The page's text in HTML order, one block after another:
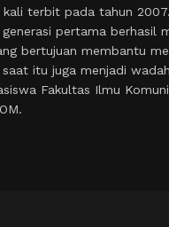
terbit pada tahun
pertama berhasil
bertujuan membantu
itu juga menjadi
Fakultas Ilmu